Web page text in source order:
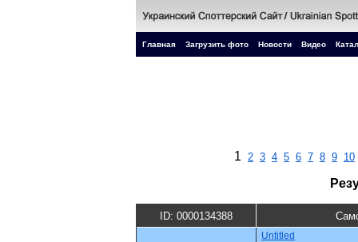
Главная Загрузить фото Новости Видео
1 2 3 4 5 6 7 8 9 10
ID: 0000134388
Untitled